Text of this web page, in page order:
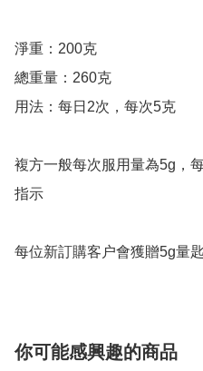
淨重：200克
總重量：260克
用法：每日2次，每次5克
複方一般每次服用量為5g，
指示
每位新訂購客户會獲贈5g量
你可能感興趣的商品